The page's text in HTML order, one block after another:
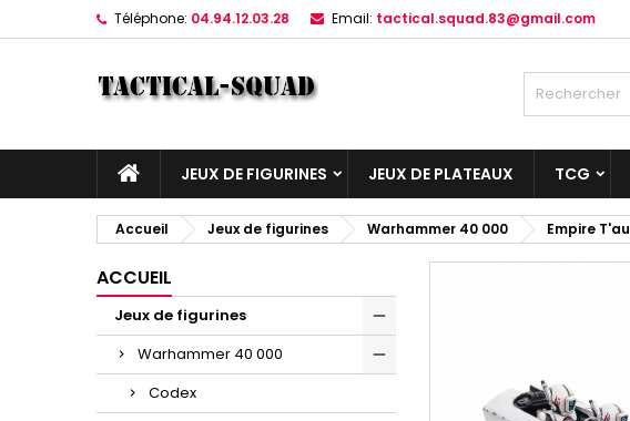
Téléphone: 04.94.12.03.28 Email: tactical.squad.83@gmail.com
JEUX DE FIGURINES JEUX DE PLATEAUX TCG
Accueil Jeux de figurines Warhammer 40 000 Empire T'au
ACCUEIL
Jeux de figurines
Warhammer 40 000
Codex